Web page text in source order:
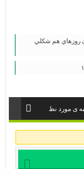
روزهاي هم شكلي